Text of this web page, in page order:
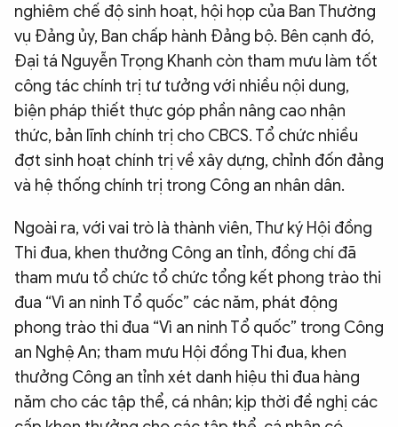
nghiêm chế độ sinh hoạt, hội họp của Ban Thường
vụ Đảng ủy, Ban chấp hành Đảng bộ. Bên cạnh đó,
Đại tá Nguyễn Trọng Khanh còn tham mưu làm tốt
công tác chính trị tư tưởng với nhiều nội dung,
biện pháp thiết thực góp phần nâng cao nhận
thức, bản lĩnh chính trị cho CBCS. Tổ chức nhiều
đợt sinh hoạt chính trị về xây dựng, chỉnh đốn đảng
và hệ thống chính trị trong Công an nhân dân.
Ngoài ra, với vai trò là thành viên, Thư ký Hội đồng
Thi đua, khen thưởng Công an tỉnh, đồng chí đã
tham mưu tổ chức tổ chức tổng kết phong trào thi
đua “Vì an ninh Tổ quốc” các năm, phát động
phong trào thi đua “Vì an ninh Tổ quốc” trong Công
an Nghệ An; tham mưu Hội đồng Thi đua, khen
thưởng Công an tỉnh xét danh hiệu thi đua hàng
năm cho các tập thể, cá nhân; kịp thời đề nghị các